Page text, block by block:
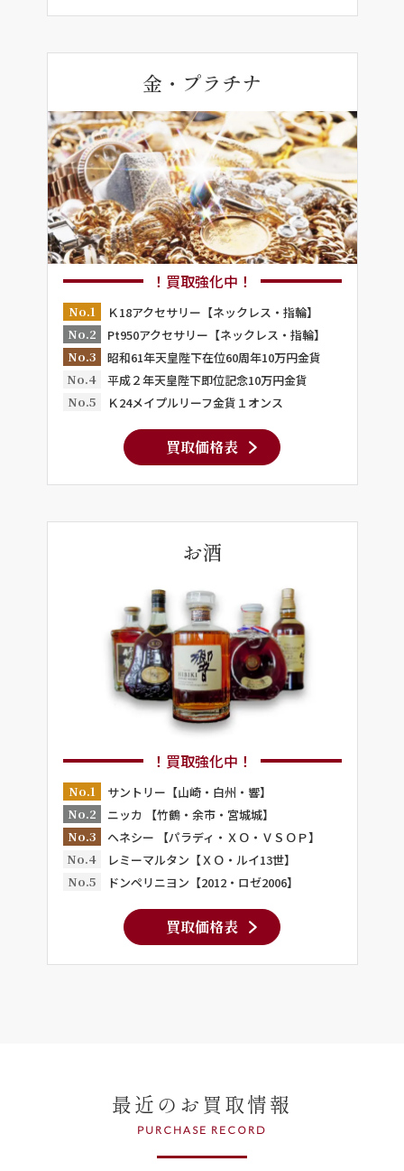
金・プラチナ
！買取強化中！
No.1
Ｋ18アクセサリー【ネックレス・指輪】
No.2
Pt950アクセサリー【ネックレス・指輪】
No.3
昭和61年天皇陛下在位60周年10万円金貨
No.4
平成２年天皇陛下即位記念10万円金貨
No.5
Ｋ24メイプルリーフ金貨１オンス
買取価格表
お酒
！買取強化中！
No.1
サントリー【山崎・白州・響】
No.2
ニッカ 【竹鶴・余市・宮城城】
No.3
ヘネシー 【パラディ・ＸＯ・ＶＳＯＰ】
No.4
レミーマルタン【ＸＯ・ルイ13世】
No.5
ドンペリニヨン【2012・ロゼ2006】
買取価格表
最近のお買取情報
PURCHASE RECORD